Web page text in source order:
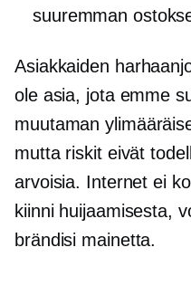
suuremman
Asiakkaiden
ole asia, jota emme
muutaman
mutta riskit eivät
arvoisia. Internet ei
kiinni huijaamisesta,
brändisi mainetta.